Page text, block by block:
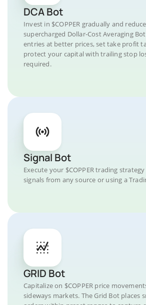
DCA Bot
Invest in $COPPER gradually and
supercharged Dollar-Cost Averaging
entries at better prices, set take profit
protect your capital with trailing stop
required.
Signal Bot
Execute your $COPPER trading
signals from any source or using a
GRID Bot
Capitalize on $COPPER price
sideways markets. The Grid Bot places